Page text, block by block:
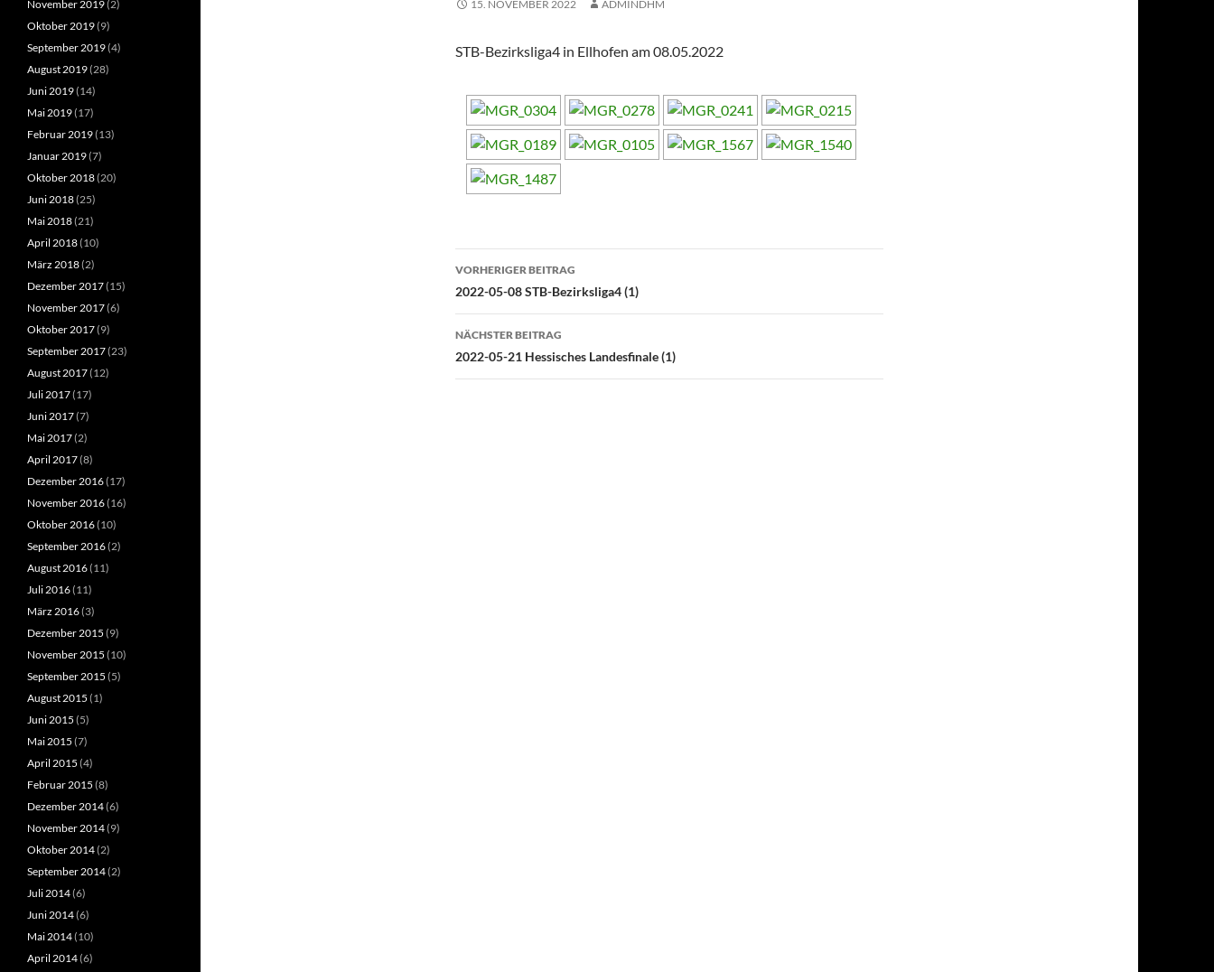
15. NOVEMBER 2022 ADMINDHM
STB-Bezirksliga4 in Ellhofen am 08.05.2022
Beitragsnavigation
VORHERIGER BEITRAG
2022-05-08 STB-Bezirksliga4 (1)
NÄCHSTER BEITRAG
2022-05-21 Hessisches Landesfinale (1)
November 2019(2)
Oktober 2019(9)
September 2019(4)
August 2019(28)
Juni 2019(14)
Mai 2019(17)
Februar 2019(13)
Januar 2019(7)
Oktober 2018(20)
Juni 2018(25)
Mai 2018(21)
April 2018(10)
März 2018(2)
Dezember 2017(15)
November 2017(6)
Oktober 2017(9)
September 2017(23)
August 2017(12)
Juli 2017(17)
Juni 2017(7)
Mai 2017(2)
April 2017(8)
Dezember 2016(17)
November 2016(16)
Oktober 2016(10)
September 2016(2)
August 2016(11)
Juli 2016(11)
März 2016(3)
Dezember 2015 (9)
November 2015 (10)
September 2015 (5)
August 2015 (1)
Juni 2015 (5)
Mai 2015 (7)
April 2015 (4)
Februar 2015 (8)
Dezember 2014(6)
November 2014(9)
Oktober 2014(2)
September 2014(2)
Juli 2014(6)
Juni 2014(6)
Mai 2014(10)
April 2014(6)